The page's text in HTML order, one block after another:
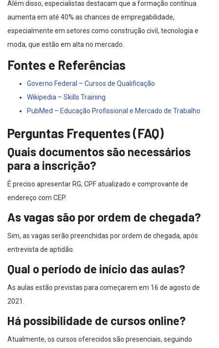
Além disso, especialistas destacam que a formação contínua
aumenta em até 40% as chances de empregabilidade,
especialmente em setores como construção civil, tecnologia e
moda, que estão em alta no mercado.
Fontes e Referências
Governo Federal – Cursos de Qualificação
Wikipedia – Skills Training
PubMed – Educação Profissional e Mercado de Trabalho
Perguntas Frequentes (FAQ)
Quais documentos são necessários
para a inscrição?
É preciso apresentar RG, CPF atualizado e comprovante de
endereço com CEP.
As vagas são por ordem de chegada?
Sim, as vagas serão preenchidas por ordem de chegada, após
entrevista de aptidão.
Qual o período de início das aulas?
As aulas estão previstas para começarem em 16 de agosto de
2021.
Há possibilidade de cursos online?
Atualmente, os cursos oferecidos são presenciais, seguindo